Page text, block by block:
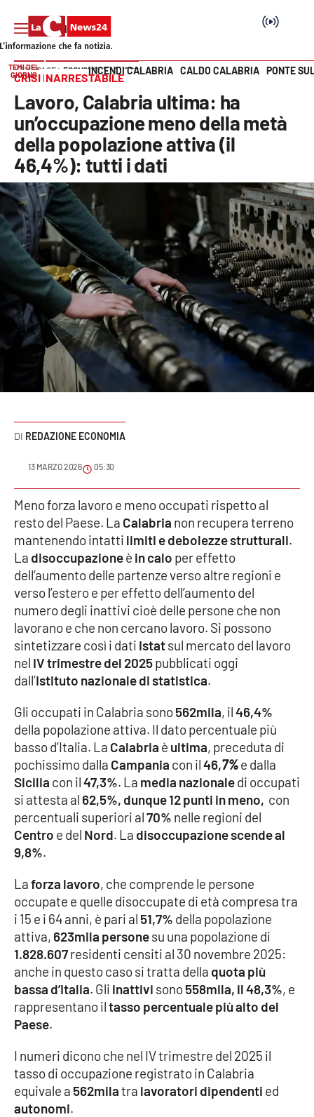
SEZIONI
Cronaca
Politica
Attualità
Economia e lavoro
Italia Mondo
Sanità
Sport
Cultura
Podcast
Meteo
Editoriali
VIDEO
Ambiente
Cronaca
Cultura
Politica
Sanità
Società
Sport
RUBRICHE
Good Morning Vietnam
Parchi Marini Calabria
Leggendo Alvaro insieme
Imprese Di Calabria
Le perfidie di Antonella Grippo
Venti di comunicazione
Vai
TEMI DEL
GIORNO
INCENDI CALABRIA CALDO CALABRIA PONTE
HOME PAGE ECONOMIA E LAVORO
CRISI INARRESTABILE
Lavoro, Calabria ultima: ha
un’occupazione meno della metà
della popolazione attiva (il
46,4%): tutti i dati
REDAZIONE ECONOMIA
13 MARZO 2026 05:30
Meno forza lavoro e meno occupati rispetto al
resto del Paese. La Calabria non recupera terreno
mantenendo intatti limiti e debolezze strutturali.
La disoccupazioneè in calo per effetto
dell’aumento delle partenze verso altre regioni e
verso l’estero e per effetto dell’aumento del
numero degli inattivi cioè delle persone che non
lavorano e che non cercano lavoro. Si possono
sintetizzare così i dati Istatsul mercato del lavoro
nel IV trimestre del 2025pubblicati oggi
dall’Istituto nazionale di statistica.
Gli occupati in Calabria sono562mila, il46,4%
della popolazione attiva. Il dato percentuale più
basso d’Italia. La Calabria è ultima, preceduta di
pochissimo dalla Campania con il46,7%e dalla
Sicilia con il47,3%. La media nazionaledi occupati
si attesta al 62,5%, dunque 12 punti in meno, con
percentuali superiori al70% nelle regioni del
Centro e del Nord. La disoccupazione scende al
9,8%.
Laforza lavoro, che comprende le persone
occupate e quelle disoccupate di età compresa tra
i 15 e i 64 anni, è pari al 51,7% della popolazione
attiva, 623mila personesu una popolazione di
1.828.607residenti censiti al 30 novembre 2025:
anche in questo caso si tratta della quota più
bassa d’Italia. Gli inattivi sono558mila, il 48,3%, e
rappresentano iltasso percentuale più alto del
Paese.
I numeri dicono che nel IV trimestre del 2025 il
tasso di occupazione registrato in Calabria
equivale a 562milatra lavoratori dipendenti ed
autonomi.